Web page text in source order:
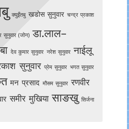
क्युइँतबु खडोस सुनुवार चन्द्र प्रकाश
सुनुवार (जोन) डा.लाल–
देव कुमार सुनुवार नरेश सुनुवार नाईलू
सुनुवार प्रेम सुनुवार भगत सुनुवार
मन प्रसाद मौसम सुनुवार रणवीर
समीर मुखिया साङखु सिर्जना